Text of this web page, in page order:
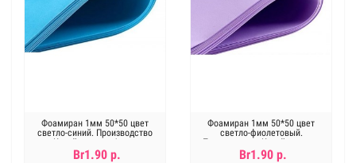
Фоамиран 1мм 50*50 цвет
светло-синий. Производство
Китай, цена за 1лист
Br1.90 р.
Фоамиран 1мм 50*50 цвет
светло-фиолетовый.
Производство Китай, цена за
1лист
Br1.90 р.